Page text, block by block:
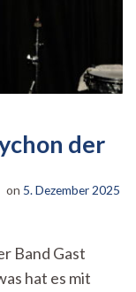
der
on 5. Dezember 2025
Band Gast
hat es mit